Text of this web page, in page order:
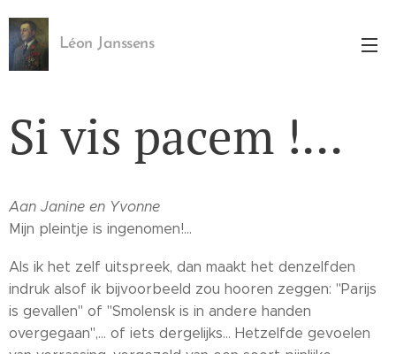
Léon Janssens
Si vis pacem !...
Aan Janine en Yvonne
Mijn pleintje is ingenomen!...
Als ik het zelf uitspreek, dan maakt het denzelfden
indruk alsof ik bijvoorbeeld zou hooren zeggen: "Parijs
is gevallen" of "Smolensk is in andere handen
overgegaan",... of iets dergelijks... Hetzelfde gevoelen